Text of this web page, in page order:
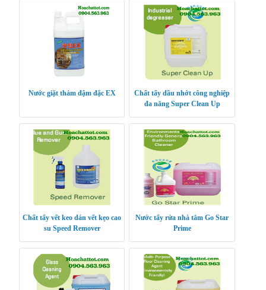
Nước giặt thảm đậm đặc EX
Chất tẩy dầu nhớt công nghiệp
đa năng Super Clean Up
Chất tẩy vết keo dán vết kẹo cao
su Speed Remover
Nước tẩy rửa nhà tắm Go Star
Prime